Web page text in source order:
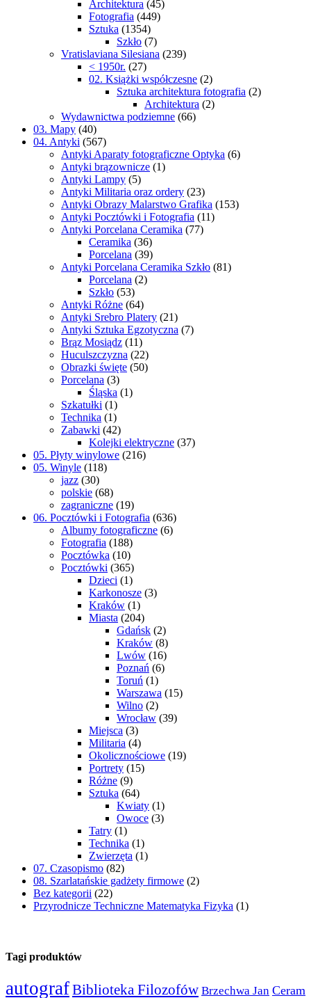
Architektura (45)
Fotografia (449)
Sztuka (1354)
Szkło (7)
Vratislaviana Silesiana (239)
< 1950r. (27)
02. Książki współczesne (2)
Sztuka architektura fotografia (2)
Architektura (2)
Wydawnictwa podziemne (66)
03. Mapy (40)
04. Antyki (567)
Antyki Aparaty fotograficzne Optyka (6)
Antyki brązownicze (1)
Antyki Lampy (5)
Antyki Militaria oraz ordery (23)
Antyki Obrazy Malarstwo Grafika (153)
Antyki Pocztówki i Fotografia (11)
Antyki Porcelana Ceramika (77)
Ceramika (36)
Porcelana (39)
Antyki Porcelana Ceramika Szkło (81)
Porcelana (2)
Szkło (53)
Antyki Różne (64)
Antyki Srebro Platery (21)
Antyki Sztuka Egzotyczna (7)
Brąz Mosiądz (11)
Huculszczyzna (22)
Obrazki święte (50)
Porcelana (3)
Śląska (1)
Szkatułki (1)
Technika (1)
Zabawki (42)
Kolejki elektryczne (37)
05. Płyty winylowe (216)
05. Winyle (118)
jazz (30)
polskie (68)
zagraniczne (19)
06. Pocztówki i Fotografia (636)
Albumy fotograficzne (6)
Fotografia (188)
Pocztówka (10)
Pocztówki (365)
Dzieci (1)
Karkonosze (3)
Kraków (1)
Miasta (204)
Gdańsk (2)
Kraków (8)
Lwów (16)
Poznań (6)
Toruń (1)
Warszawa (15)
Wilno (2)
Wrocław (39)
Miejsca (3)
Militaria (4)
Okolicznościowe (19)
Portrety (15)
Różne (9)
Sztuka (64)
Kwiaty (1)
Owoce (3)
Tatry (1)
Technika (1)
Zwierzęta (1)
07. Czasopismo (82)
08. Szarlatańskie gadżety firmowe (2)
Bez kategorii (22)
Przyrodnicze Techniczne Matematyka Fizyka (1)
Tagi produktów
autografBiblioteka Filozofów Brzechwa Jan Ceram